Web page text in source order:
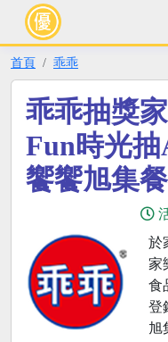
首頁 乖乖
乖乖抽獎
Fun時光抽
饗饗旭集
於
家
食
登
旭